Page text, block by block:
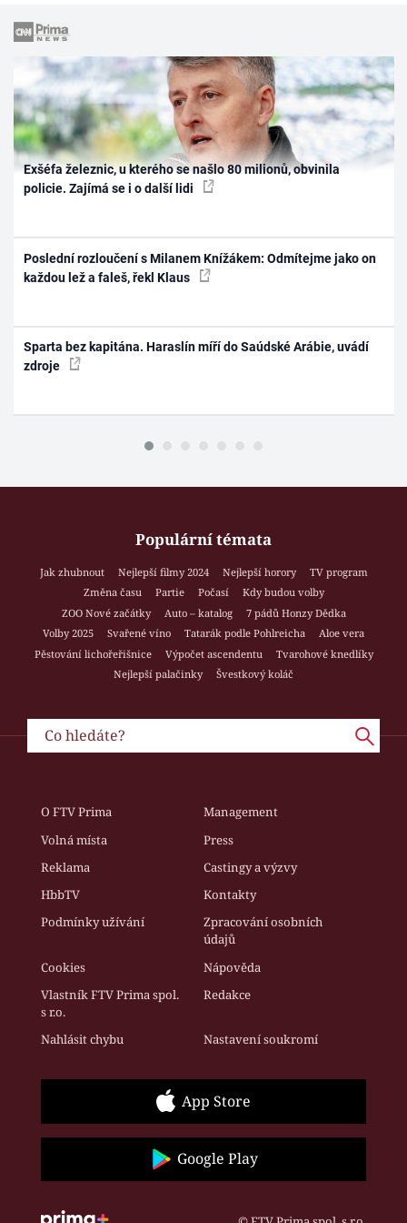
Exšéfa železnic, u kterého se našlo 80 milionů, obvinila
policie. Zajímá se i o další lidi
Poslední rozloučení s Milanem Knížákem: Odmítejme jako on
každou lež a faleš, řekl Klaus
Sparta bez kapitána. Haraslín míří do Saúdské Arábie, uvádí
zdroje
Populární témata
Jak zhubnout Nejlepší filmy 2024 Nejlepší horory
TV program
Změna času
Partie Počasí
Kdy budou volby
ZOO Nové začátky
Auto – katalog
7 pádů Honzy Dědka
Volby 2025
Svařené víno Tatarák podle Pohlreicha
Aloe vera
Pěstování lichořeřišnice
Výpočet ascendentu
Tvarohové knedlíky
Nejlepší palačinky
Švestkový koláč
O FTV Prima
Management
Volná místa
Press
Reklama
Castingy a výzvy
HbbTV
Kontakty
Podmínky užívání
Zpracování osobních
údajů
Cookies
Nápověda
Vlastník FTV Prima spol.
s r.o.
Redakce
Nahlásit chybu Nastavení soukromí
App Store
Google Play